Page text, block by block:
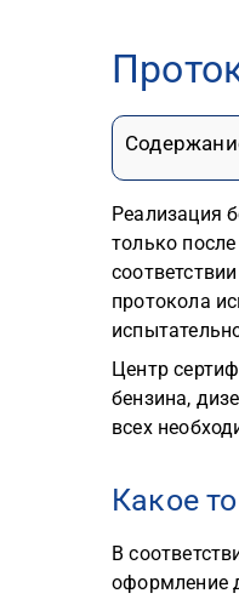
Реализация
только
протокола
Центр
бензина,
всех
Какое
В
оформление